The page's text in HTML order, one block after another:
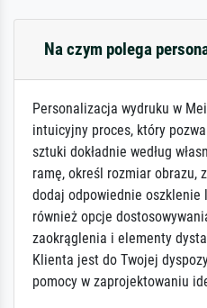
Na czym polega
Personalizacja wydruku w
intuicyjny proces, który
sztuki dokładnie według
ramę, określ rozmiar obrazu,
dodaj odpowiednie
również opcje
zaokrąglenia i elementy
Klienta jest do Twojej
pomocy w zaprojektowaniu